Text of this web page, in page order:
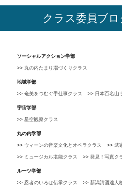
クラス委員ブ
ソーシャルアクション学部
丸の内たまり場づくりクラス
地域学部
奄美をつむぐ手仕事クラス 日本百名山
宇宙学部
星空観察クラス
丸の内学部
ウィーンの音楽文化とオペラクラス 武
ミュージカル堪能クラス 発見！写真ク
ルーツ学部
忍者のいろは伝承クラス 新潟清酒達人